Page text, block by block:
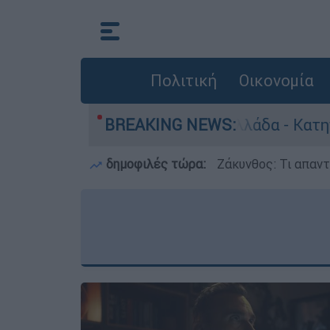
Πολιτική Οικονομία
BREAKING NEWS:
στην Ελλάδα - Κατηγορείται και
δημοφιλές τώρα: Ζάκυνθος: Τι